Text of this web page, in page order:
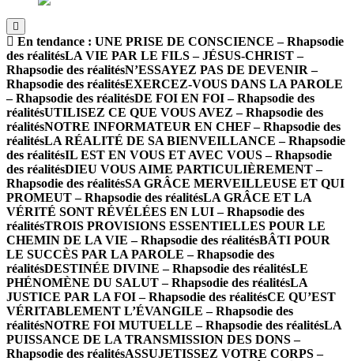
En tendance : UNE PRISE DE CONSCIENCE – Rhapsodie
des réalitésLA VIE PAR LE FILS – JÉSUS-CHRIST –
Rhapsodie des réalitésN’ESSAYEZ PAS DE DEVENIR –
Rhapsodie des réalitésEXERCEZ-VOUS DANS LA PAROLE
– Rhapsodie des réalitésDE FOI EN FOI – Rhapsodie des
réalitésUTILISEZ CE QUE VOUS AVEZ – Rhapsodie des
réalitésNOTRE INFORMATEUR EN CHEF – Rhapsodie des
réalitésLA RÉALITÉ DE SA BIENVEILLANCE – Rhapsodie
des réalitésIL EST EN VOUS ET AVEC VOUS – Rhapsodie
des réalitésDIEU VOUS AIME PARTICULIÈREMENT –
Rhapsodie des réalitésSA GRÂCE MERVEILLEUSE ET QUI
PROMEUT – Rhapsodie des réalitésLA GRÂCE ET LA
VÉRITÉ SONT RÉVÉLÉES EN LUI – Rhapsodie des
réalitésTROIS PROVISIONS ESSENTIELLES POUR LE
CHEMIN DE LA VIE – Rhapsodie des réalitésBÂTI POUR
LE SUCCÈS PAR LA PAROLE – Rhapsodie des
réalitésDESTINÉE DIVINE – Rhapsodie des réalitésLE
PHÉNOMÈNE DU SALUT – Rhapsodie des réalitésLA
JUSTICE PAR LA FOI – Rhapsodie des réalitésCE QU’EST
VÉRITABLEMENT L’ÉVANGILE – Rhapsodie des
réalitésNOTRE FOI MUTUELLE – Rhapsodie des réalitésLA
PUISSANCE DE LA TRANSMISSION DES DONS –
Rhapsodie des réalitésASSUJETISSEZ VOTRE CORPS –